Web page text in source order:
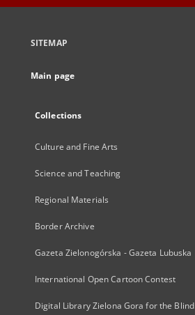
SITEMAP
Main page
Collections
Culture and Fine Arts
Science and Teaching
Regional Materials
Border Archive
Gazeta Zielonogórska - Gazeta Lubuska
International Open Cartoon Contest
Digital Library Zielona Gora for the Blind